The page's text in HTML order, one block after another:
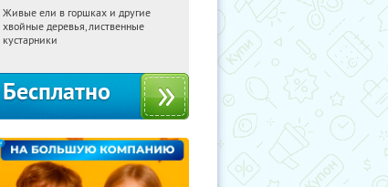
12:49:47 Получили:
Московская обл., г. Химки,
Живые ели в горшках и другие
хвойные деревья, лиственные
кустарники
Бесплатно